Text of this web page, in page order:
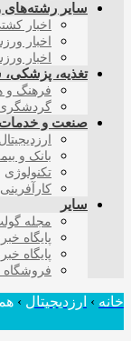
سایر
اخبار
اخبار
اخبار
تغذیه،
فرهنگ و
صنعت و خدمات
ارزدیجیتال
بانک و
تکنولوژی
سایر
مجله
پایگاه
پایگاه
خانه › ارزدیجیتال ›